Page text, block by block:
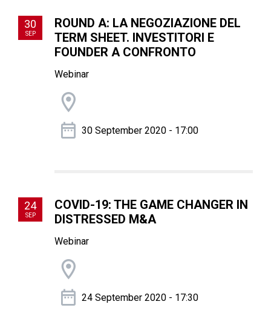
30
SEP
ROUND A: LA NEGOZIAZIONE DEL
TERM SHEET. INVESTITORI E
FOUNDER A CONFRONTO
Webinar
30 September 2020 - 17:00
24
SEP
COVID-19: THE GAME CHANGER IN
DISTRESSED M&A
Webinar
24 September 2020 - 17:30